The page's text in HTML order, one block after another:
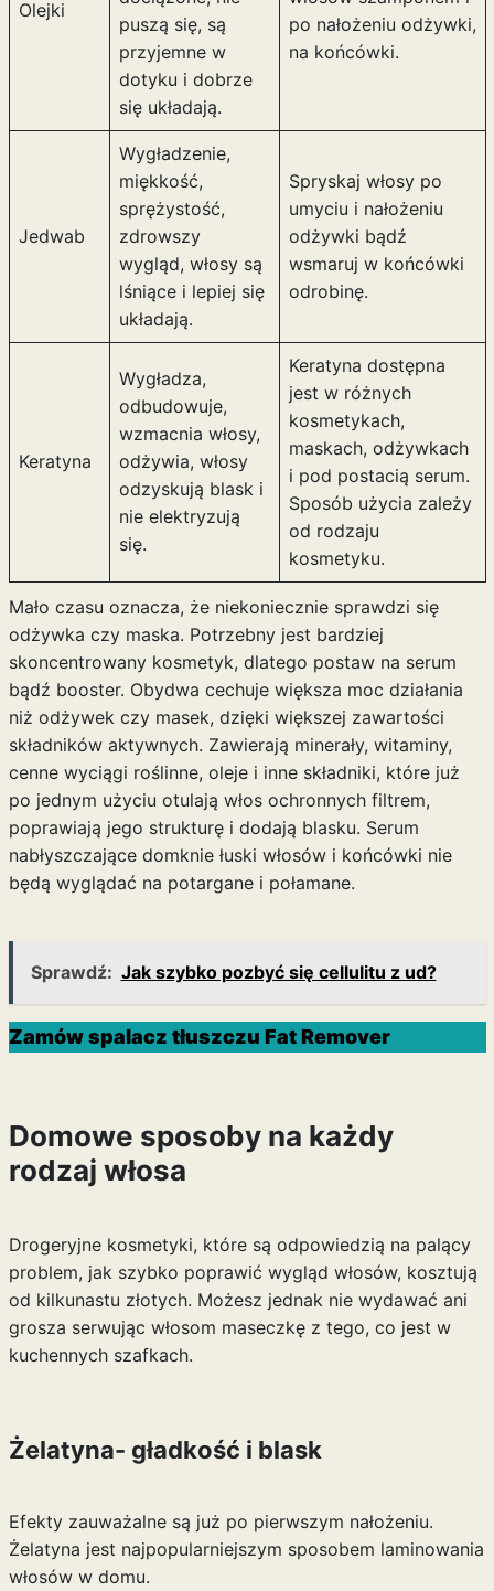
Olejki
puszą się, są
przyjemne w
dotyku i dobrze
się układają.
po nałożeniu odżywki,
na końcówki.
Jedwab
Wygładzenie,
miękkość,
sprężystość,
zdrowszy
wygląd, włosy są
lśniące i lepiej się
układają.
Spryskaj włosy po
umyciu i nałożeniu
odżywki bądź
wsmaruj w końcówki
odrobinę.
Keratyna
Wygładza,
odbudowuje,
wzmacnia włosy,
odżywia, włosy
odzyskują blask i
nie elektryzują
się.
Keratyna dostępna
jest w różnych
kosmetykach,
maskach, odżywkach
i pod postacią serum.
Sposób użycia zależy
od rodzaju
kosmetyku.
Mało czasu oznacza, że niekoniecznie sprawdzi się
odżywka czy maska. Potrzebny jest bardziej
skoncentrowany kosmetyk, dlatego postaw na serum
bądź booster. Obydwa cechuje większa moc działania
niż odżywek czy masek, dzięki większej zawartości
składników aktywnych. Zawierają minerały, witaminy,
cenne wyciągi roślinne, oleje i inne składniki, które już
po jednym użyciu otulają włos ochronnych filtrem,
poprawiają jego strukturę i dodają blasku. Serum
nabłyszczające domknie łuski włosów i końcówki nie
będą wyglądać na potargane i połamane.
Sprawdź: Jak szybko pozbyć się cellulitu z ud?
Zamów spalacz tłuszczu Fat Remover
Domowe sposoby na każdy
rodzaj włosa
Drogeryjne kosmetyki, które są odpowiedzią na palący
problem, jak szybko poprawić wygląd włosów, kosztują
od kilkunastu złotych. Możesz jednak nie wydawać ani
grosza serwując włosom maseczkę z tego, co jest w
kuchennych szafkach.
Żelatyna- gładkość i blask
Efekty zauważalne są już po pierwszym nałożeniu.
Żelatyna jest najpopularniejszym sposobem laminowania
włosów w domu.